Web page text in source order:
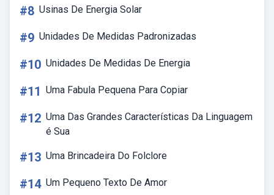
#8 Usinas De Energia Solar
#9 Unidades De Medidas Padronizadas
#10 Unidades De Medidas De Energia
#11 Uma Fabula Pequena Para Copiar
#12 Uma Das Grandes Características Da Linguagem
é Sua
#13 Uma Brincadeira Do Folclore
#14 Um Pequeno Texto De Amor